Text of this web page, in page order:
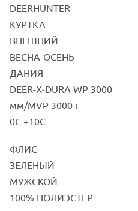
DEERHUNTER
КУРТКА
ВНЕШНИЙ
ВЕСНА-ОСЕНЬ
ДАНИЯ
DEER-X-DURA WP 3000
мм/MVP 3000 г
0С +10С
ФЛИС
ЗЕЛЕНЫЙ
МУЖСКОЙ
100% ПОЛИЭСТЕР